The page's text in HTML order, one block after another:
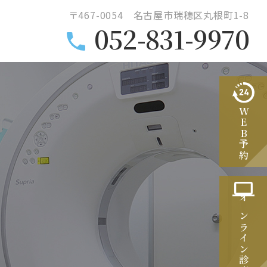
〒467-0054 名古屋市瑞穂区丸根町1-8
052-831-9970
WEB予約
オンライン診療